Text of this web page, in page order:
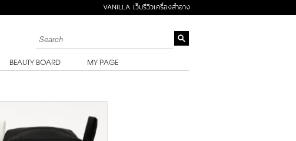
VANILLA เว็บรีวิวเครื่องสำอาง
BEAUTY BOARD MY PAGE